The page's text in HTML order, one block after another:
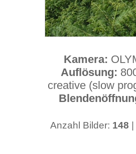
Kamera:
Auflösung:
creative (slow
Anzahl Bilder: 148